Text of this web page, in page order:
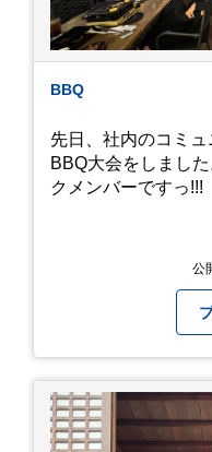
ら教えていただきま
BBQ
先日、社内のコミ
BBQ大会をしまし
クメンバーですっ!!!
公